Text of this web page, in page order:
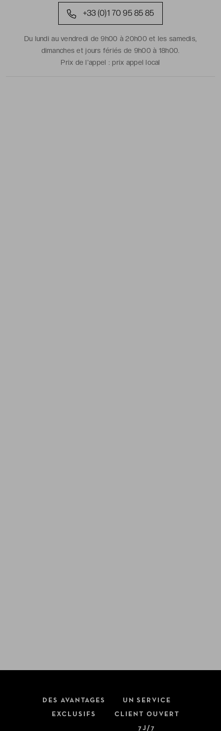
+33 (0)1 70 95 85 85
Du lundi au vendredi de 9h00 à 20h00 et les samedis,
dimanches et jours fériés de 9h00 à 18h00.
Prix de l'appel :prix appel local
DES AVANTAGES
EXCLUSIFS
UN SERVICE
CLIENT OUVERT
7J/7